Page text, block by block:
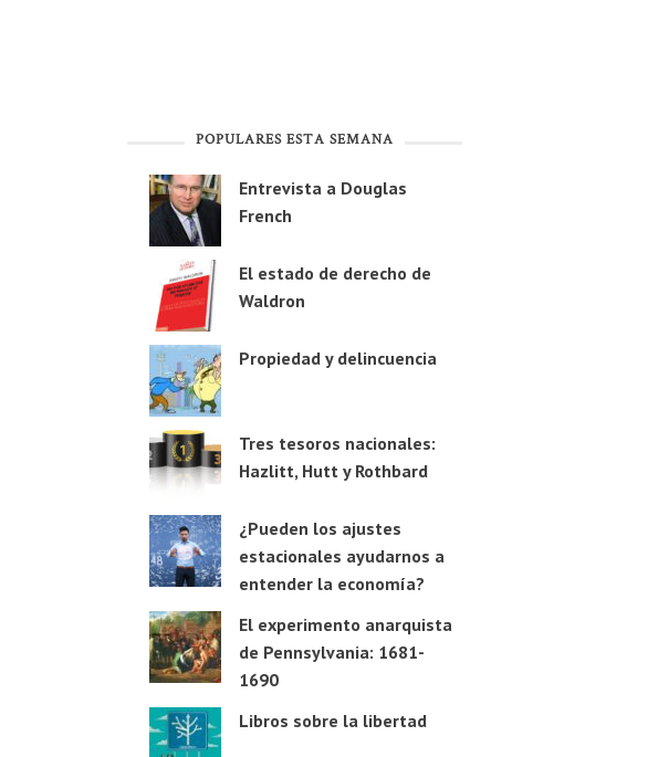
POPULARES ESTA SEMANA
Entrevista a Douglas
French
El estado de derecho de
Waldron
Propiedad y delincuencia
Tres tesoros nacionales:
Hazlitt, Hutt y Rothbard
¿Pueden los ajustes
estacionales ayudarnos a
entender la economía?
El experimento anarquista
de Pennsylvania: 1681-
1690
Libros sobre la libertad